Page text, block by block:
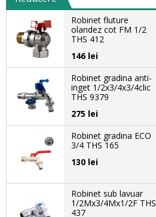
Robinet fluture
olandez cot FM 1/2
THS 412
146 lei
Robinet gradina anti-
inget 1/2x3/4x3/4clic
THS 9379
275 lei
Robinet gradina ECO
3/4 THS 165
130 lei
Robinet sub lavuar
1/2Mx3/4Mx1/2F THS
437